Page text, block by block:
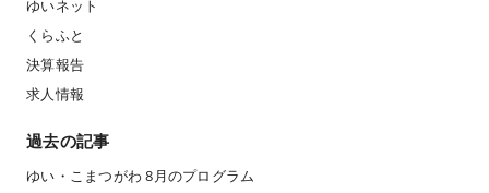
ゆいネット
くらふと
決算報告
求人情報
過去の記事
ゆい・こまつがわ 8月のプログラム